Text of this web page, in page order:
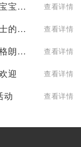
忘仙宝宝进阶是否会增进宝宝的能力 查看详情
哪里可以买到地下城与勇士的时装 查看详情
无尽的拉格朗日如何在拉格朗日战斗中无尽地提供有效支援 查看详情
迎 查看详情
动 查看详情